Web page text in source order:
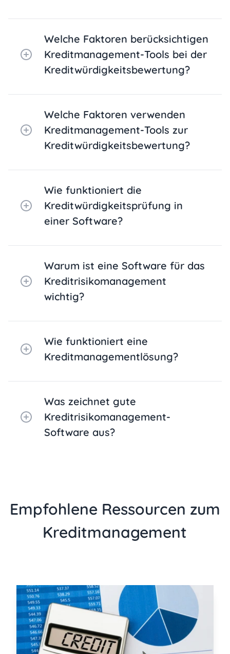
Welche Faktoren berücksichtigen
Kreditmanagement-Tools bei der
Kreditwürdigkeitsbewertung?
Welche Faktoren verwenden
Kreditmanagement-Tools zur
Kreditwürdigkeitsbewertung?
Wie funktioniert die
Kreditwürdigkeitsprüfung in
einer Software?
Warum ist eine Software für das
Kreditrisikomanagement
wichtig?
Wie funktioniert eine
Kreditmanagementlösung?
Was zeichnet gute
Kreditrisikomanagement-
Software aus?
Empfohlene Ressourcen zum
Kreditmanagement